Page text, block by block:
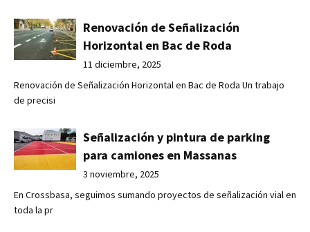
Renovación de Señalización
Horizontal en Bac de Roda
11 diciembre, 2025
Renovación de Señalización Horizontal en Bac de Roda Un trabajo
de precisi
Señalización y pintura de parking
para camiones en Massanas
3 noviembre, 2025
En Crossbasa, seguimos sumando proyectos de señalización vial en
toda la pr